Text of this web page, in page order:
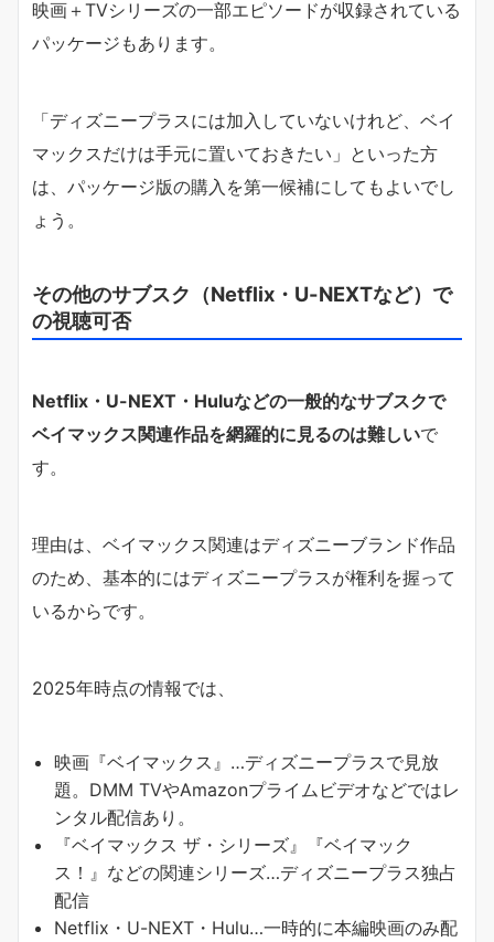
映画＋TVシリーズの一部エピソードが収録されている
パッケージもあります。
「ディズニープラスには加入していないけれど、ベイ
マックスだけは手元に置いておきたい」といった方
は、パッケージ版の購入を第一候補にしてもよいでし
ょう。
その他のサブスク（Netflix・U-NEXTなど）で
の視聴可否
Netflix・U-NEXT・Huluなどの一般的なサブスクで
ベイマックス関連作品を網羅的に見るのは難しいで
す。
理由は、ベイマックス関連はディズニーブランド作品
のため、基本的にはディズニープラスが権利を握って
いるからです。
2025年時点の情報では、
映画『ベイマックス』…ディズニープラスで見放
題。DMM TVやAmazonプライムビデオなどではレ
ンタル配信あり。
『ベイマックス ザ・シリーズ』『ベイマック
ス！』などの関連シリーズ…ディズニープラス独占
配信
Netflix・U-NEXT・Hulu…一時的に本編映画のみ配